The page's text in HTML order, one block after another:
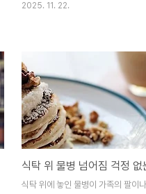
합니다.데스크 상단을 활용해 즉시 손
위치에 배치펜, 노트, 스마트폰 거치
상 위에서 자주 사용하는 아이템은 모
래나 키보드 바로 옆의 상단 공간에
요.데스크 상단에 낮은 높이의 트레
드를 두면 손이 닿는 범위를 벗어나
서도 자주 쓰는 물건을 빠르게 꺼낼
니다모니터 스탠드 밑 공간도 데스크
2025. 11. 22.
식탁 위에 놓인 물병이 가족의 팔이